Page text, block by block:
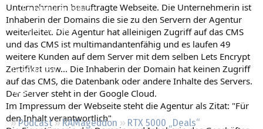
Empfohlene Inhalte
Neue Beiträge
Neueste Aktivitäten
Leserartikel
Regeln
Podcast RAMageddon
RTX 5000 „Deals“
Unternehmerin beauftragte Webseite. Die Unternehmerin ist
Inhaberin der Domains die sie zu den Servern der Agentur
weiterleitet. Die Agentur hat alleinigen Zugriff auf das CMS
und das CMS ist multimandantenfähig und es laufen 49
weitere Kunden auf dem Server mit dem selben Lets Encrypt
Zertifikat usw... Die Inhaberin der Domain hat keinen Zugriff
auf das CMS, die Datenbank oder andere Inhalte des Servers.
Der Server steht in der Google Cloud.
Im Impressum der Webseite steht die Agentur als Zitat: "Für
den Inhalt verantwortlich"